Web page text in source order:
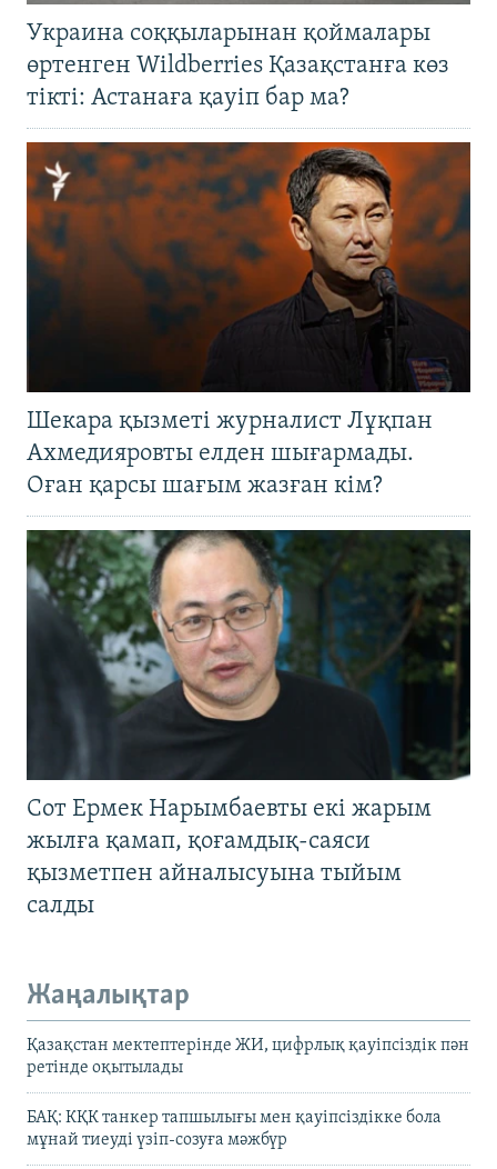
Украина соққыларынан қоймалары
өртенген Wildberries Қазақстанға көз
тікті: Астанаға қауіп бар ма?
Шекара қызметі журналист Лұқпан
Ахмедияровты елден шығармады.
Оған қарсы шағым жазған кім?
Сот Ермек Нарымбаевты екі жарым
жылға қамап, қоғамдық-саяси
қызметпен айналысуына тыйым
салды
Жаңалықтар
Қазақстан мектептерінде ЖИ, цифрлық қауіпсіздік пән
ретінде оқытылады
БАҚ: КҚК танкер тапшылығы мен қауіпсіздікке бола
мұнай тиеуді үзіп-созуға мәжбүр